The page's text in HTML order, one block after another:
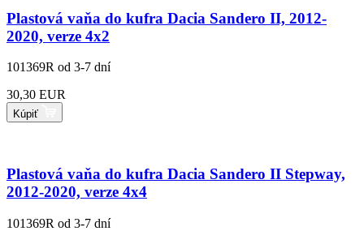
Plastová vaňa do kufra Dacia Sandero II, 2012-
2020, verze 4x2
101369R od 3-7 dní
30,30 EUR
Kúpiť
Plastová vaňa do kufra Dacia Sandero II Stepway,
2012-2020, verze 4x4
101369R od 3-7 dní